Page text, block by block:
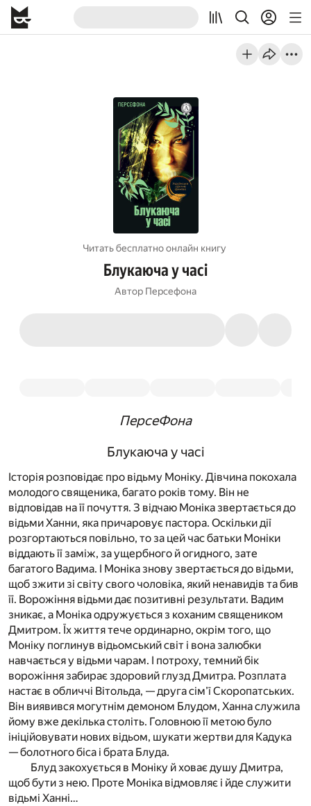
Читать бесплатно онлайн книгу
Блукаюча у часі
Автор Персефона
ПерсеФона
Блукаюча у часі
Історія розповідає про відьму Моніку. Дівчина покохала
молодого священика, багато років тому. Він не
відповідав на її почуття. З відчаю Моніка звертається до
відьми Ханни, яка причаровує пастора. Оскільки дії
розгортаються повільно, то за цей час батьки Моніки
віддають її заміж, за ущербного й огидного, зате
багатого Вадима. І Моніка знову звертається до відьми,
щоб зжити зі світу свого чоловіка, який ненавидів та бив
її. Ворожіння відьми дає позитивні результати. Вадим
зникає, а Моніка одружується з коханим священиком
Дмитром. Їх життя тече ординарно, окрім того, що
Моніку поглинув відьомський світ і вона залюбки
навчається у відьми чарам. І потроху, темний бік
ворожіння забирає здоровий глузд Дмитра. Розплата
настає в обличчі Вітольда, — друга сім’ї Скоропатських.
Він виявився могутнім демоном Блудом, Ханна служила
йому вже декілька століть. Головною її метою було
ініційовувати нових відьом, шукати жертви для Кадука
— болотного біса і брата Блуда.
Блуд закохується в Моніку й ховає душу Дмитра,
щоб бути з нею. Проте Моніка відмовляє і йде служити
відьмі Ханні…